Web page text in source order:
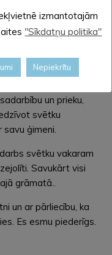
un prieku,
svētku
ģimeni.
svētku vakaram
Savukārt visi
grāmatā..
un ar pārliecību, ka
Es esmu piederīgs.
izmantotajām
"Sīkdatņu politika"
Nepiekrītu